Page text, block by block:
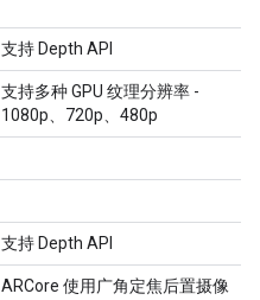
支持 Depth API
支持多种 GPU 纹理分辨率 -
1080p、720p、480p
支持 Depth API
ARCore 使用广角定焦后置摄像